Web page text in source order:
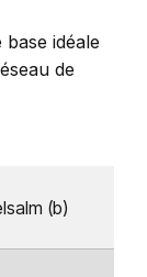
base idéale
de
(b)